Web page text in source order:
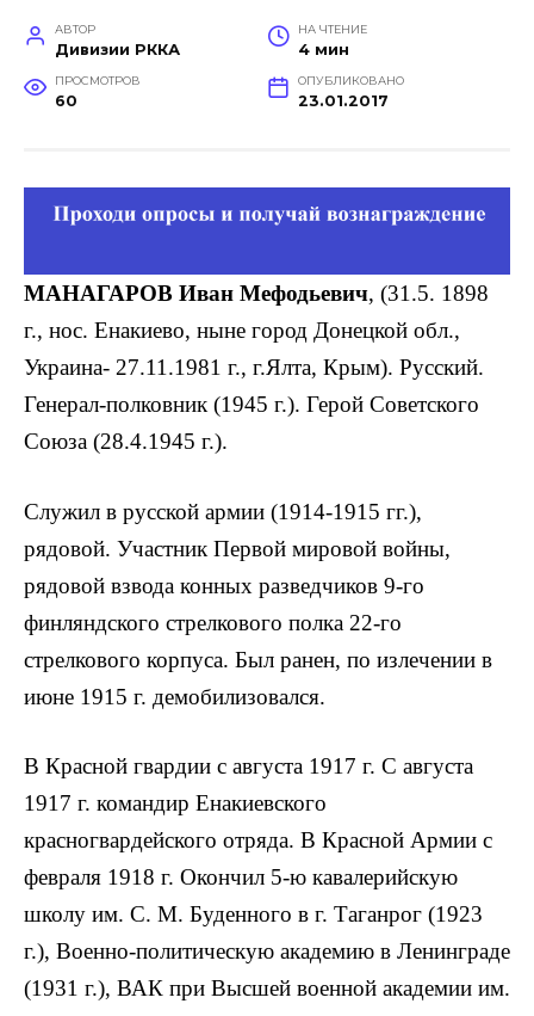
АВТОР
Дивизии РККА
НА ЧТЕНИЕ
4 мин
ПРОСМОТРОВ
60
ОПУБЛИКОВАНО
23.01.2017
МАНАГАРОВ Иван Мефодьевич, (31.5. 1898
г., нос. Енакиево, ныне город Донецкой обл.,
Украина- 27.11.1981 г., г.Ялта, Крым). Русский.
Генерал-полковник (1945 г.). Герой Советского
Союза (28.4.1945 г.).
Служил в русской армии (1914-1915 гг.),
рядовой. Участник Первой мировой войны,
рядовой взвода конных разведчиков 9-го
финляндского стрелкового полка 22-го
стрелкового корпуса. Был ранен, по излечении в
июне 1915 г. демобилизовался.
В Красной гвардии с августа 1917 г. С августа
1917 г. командир Енакиевского
красногвардейского отряда. В Красной Армии с
февраля 1918 г. Окончил 5-ю кавалерийскую
школу им. С. М. Буденного в г. Таганрог (1923
г.), Военно-политическую академию в Ленинграде
(1931 г.), ВАК при Высшей военной академии им.